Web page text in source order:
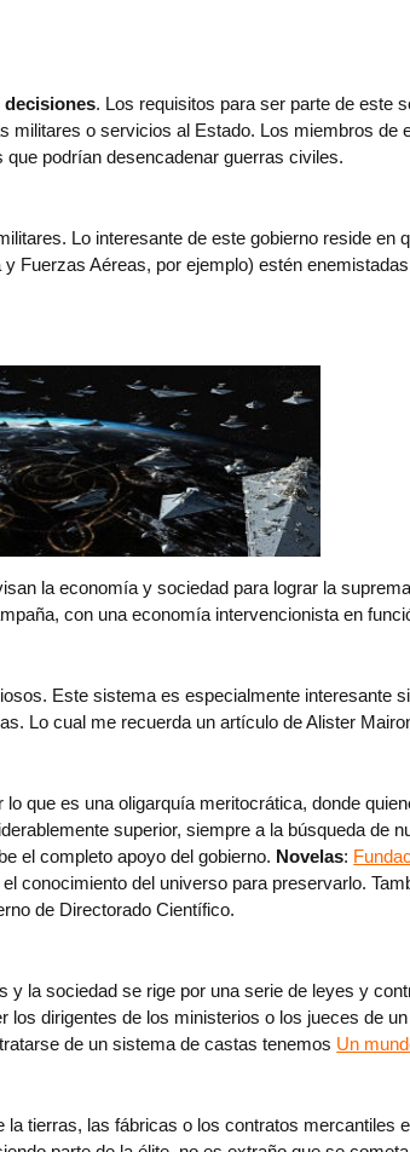
decisiones. Los requisitos para ser parte de este
o servicios al Estado. Los miembros de
podrían desencadenar guerras civiles.
Lo interesante de este gobierno reside en
Fuerzas Aéreas, por ejemplo) estén
la economía y sociedad para lograr la
con una economía intervencionista en
Este sistema es especialmente interesante
Lo cual me recuerda un artículo de Alister
que es una oligarquía meritocrática, donde
superior, siempre a la búsqueda de
el completo apoyo del gobierno. Novelas:
conocimiento del universo para preservarlo.
de Directorado Científico.
la sociedad se rige por una serie de leyes y
dirigentes de los ministerios o los jueces de
de un sistema de castas tenemos Un
tierras, las fábricas o los contratos mercantiles